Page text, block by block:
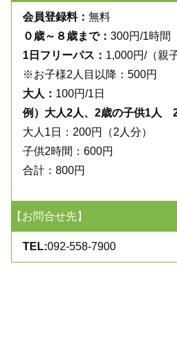
会員登録料： 無料
０歳～８歳まで： 300円/1時間
1日フリーパス： 1,000円/（親
※お子様2人目以降：500円
大人： 100円/1日
例）大人2人、2歳の子供1人
大人1日：200円（2人分）
子供2時間：600円
合計：800円
【お問合せ先】
TEL:092-558-7900